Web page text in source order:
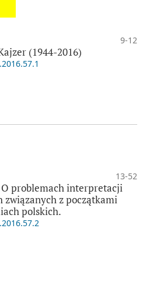
9-12
(1944-2016)
13-52
problemach interpretacji
związanych z początkami
polskich.